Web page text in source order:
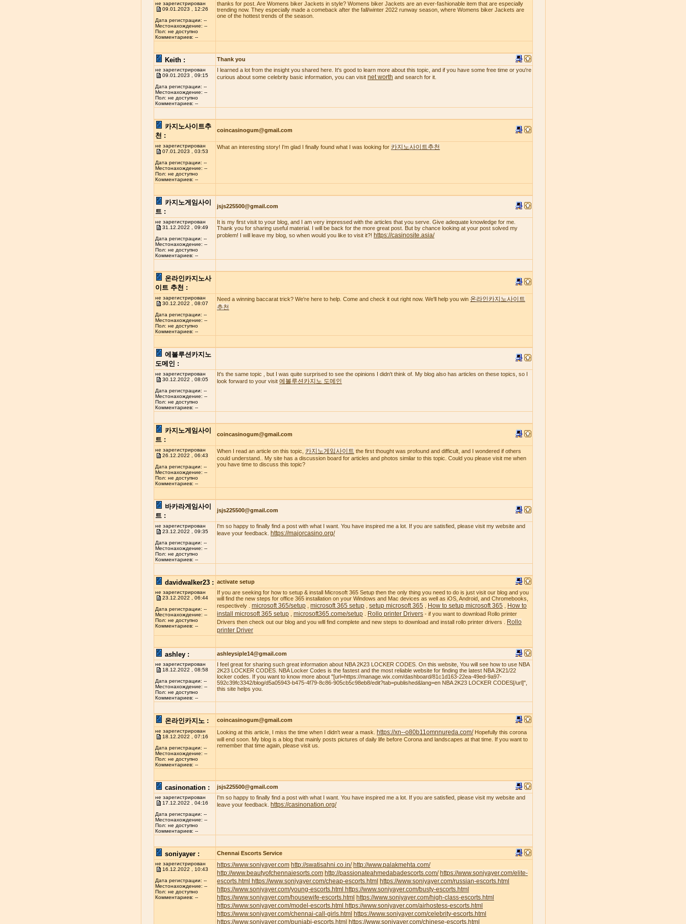
не зарегистрирован
09.01.2023 , 12:26
Дата регистрации: --
Местонахождение: --
Пол: не доступно
Комментариев: --
thanks for post. Are Womens biker Jackets in style? Womens biker Jackets are an ever-fashionable item that are especially
trending now. They especially made a comeback after the fall/winter 2022 runway season, where Womens biker Jackets are
one of the hottest trends of the season.
Keith : Thank you
не зарегистрирован
09.01.2023 , 09:15
Дата регистрации: --
Местонахождение: --
Пол: не доступно
Комментариев: --
I learned a lot from the insight you shared here. It's good to learn more about this topic, and if you have some free time or you're
curious about some celebrity basic information, you can visit net worth and search for it.
카지노사이트추
천 :
coincasinogum@gmail.com
не зарегистрирован
07.01.2023 , 03:53
Дата регистрации: --
Местонахождение: --
Пол: не доступно
Комментариев: --
What an interesting story! I'm glad I finally found what I was looking for 카지노사이트추천
카지노게임사이
트 :
jsjs225500@gmail.com
не зарегистрирован
31.12.2022 , 09:49
Дата регистрации: --
Местонахождение: --
Пол: не доступно
Комментариев: --
It is my first visit to your blog, and I am very impressed with the articles that you serve. Give adequate knowledge for me.
Thank you for sharing useful material. I will be back for the more great post. But by chance looking at your post solved my
problem! I will leave my blog, so when would you like to visit it?! https://casinosite.asia/
온라인카지노사
이트 추천 :
не зарегистрирован
30.12.2022 , 08:07
Дата регистрации: --
Местонахождение: --
Пол: не доступно
Комментариев: --
Need a winning baccarat trick? We're here to help. Come and check it out right now. We'll help you win 온라인카지노사이트
추천
에볼루션카지노
도메인 :
не зарегистрирован
30.12.2022 , 08:05
Дата регистрации: --
Местонахождение: --
Пол: не доступно
Комментариев: --
It's the same topic , but I was quite surprised to see the opinions I didn't think of. My blog also has articles on these topics, so I
look forward to your visit 에볼루션카지노 도메인
카지노게임사이
트 :
coincasinogum@gmail.com
не зарегистрирован
26.12.2022 , 06:43
Дата регистрации: --
Местонахождение: --
Пол: не доступно
Комментариев: --
When I read an article on this topic, 카지노게임사이트 the first thought was profound and difficult, and I wondered if others
could understand.. My site has a discussion board for articles and photos similar to this topic. Could you please visit me when
you have time to discuss this topic?
바카라게임사이
트 :
jsjs225500@gmail.com
не зарегистрирован
23.12.2022 , 09:35
Дата регистрации: --
Местонахождение: --
Пол: не доступно
Комментариев: --
I'm so happy to finally find a post with what I want. You have inspired me a lot. If you are satisfied, please visit my website and
leave your feedback.
https://majorcasino.org/
davidwalker23 : activate setup
не зарегистрирован
23.12.2022 , 06:44
Дата регистрации: --
Местонахождение: --
Пол: не доступно
Комментариев: --
If you are seeking for how to setup & install Microsoft 365 Setup then the only thing you need to do is just visit our blog and you
will find the new steps for office 365 installation on your Windows and Mac devices as well as iOS, Android, and Chromebooks,
respectively . microsoft 365/setup microsoft 365 setup setup microsoft 365 How to setup microsoft 365
How to
install microsoft 365 setup
microsoft365.come/setup Rollo printer Drivers - if you want to download Rollo printer
Drivers then check out our blog and you wlll find complete and new steps to download and install rollo printer drivers .
Rollo
printer Driver
ashley : ashleysiple14@gmail.com
не зарегистрирован
18.12.2022 , 08:58
Дата регистрации: --
Местонахождение: --
Пол: не доступно
Комментариев: --
I feel great for sharing such great information about NBA 2K23 LOCKER CODES. On this website, You will see how to use NBA
2K23 LOCKER CODES. NBA Locker Codes is the fastest and the most reliable website for finding the latest NBA 2K21/22
locker codes. If you want to know more about "[url=https://manage.wix.com/dashboard/81c1d163-22ea-49ed-9a97-
592c39fc3342/blog/d5a05943-b475-4f79-8c86-905cb5c98eb8/edit?tab=published&lang=en NBA 2K23 LOCKER CODES[/url]",
this site helps you.
온라인카지노 : coincasinogum@gmail.com
не зарегистрирован
18.12.2022 , 07:16
Дата регистрации: --
Местонахождение: --
Пол: не доступно
Комментариев: --
Looking at this article, I miss the time when I didn't wear a mask. https://xn--o80b11omnnureda.com/Hopefully this corona
will end soon. My blog is a blog that mainly posts pictures of daily life before Corona and landscapes at that time. If you want to
remember that time again, please visit us.
casinonation : jsjs225500@gmail.com
не зарегистрирован
17.12.2022 , 04:16
Дата регистрации: --
Местонахождение: --
Пол: не доступно
Комментариев: --
I'm so happy to finally find a post with what I want. You have inspired me a lot. If you are satisfied, please visit my website and
leave your feedback.
https://casinonation.org/
soniyayer : Chennai Escorts Service
не зарегистрирован
16.12.2022 , 10:43
Дата регистрации: --
Местонахождение: --
Пол: не доступно
Комментариев: --
https://www.soniyayer.com http://swatisahni.co.in/ http://www.palakmehta.com/
http://www.beautyofchennaiesorts.com http://passionateahmedabadescorts.com/ https://www.soniyayer.com/elite-
escorts.html https://www.soniyayer.com/cheap-escorts.html https://www.soniyayer.com/russian-escorts.html
https://www.soniyayer.com/young-escorts.html https://www.soniyayer.com/busty-escorts.html
https://www.soniyayer.com/housewife-escorts.html https://www.soniyayer.com/high-class-escorts.html
https://www.soniyayer.com/model-escorts.html https://www.soniyayer.com/airhostess-escorts.html
https://www.soniyayer.com/chennai-call-girls.html https://www.soniyayer.com/celebrity-escorts.html
https://www.soniyayer.com/punjabi-escorts.html https://www.soniyayer.com/chinese-escorts.html